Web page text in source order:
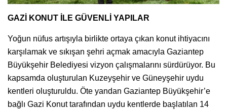
GAZİ KONUT İLE GÜVENLİ YAPILAR
Yoğun nüfus artışıyla birlikte ortaya çıkan konut ihtiyacını
karşılamak ve sıkışan şehri açmak amacıyla Gaziantep
Büyükşehir Belediyesi vizyon çalışmalarını sürdürüyor. Bu
kapsamda oluşturulan Kuzeyşehir ve Güneyşehir uydu
kentleri oluşturuldu. Öte yandan Gaziantep Büyükşehir’e
bağlı Gazi Konut tarafından uydu kentlerde başlatılan 14